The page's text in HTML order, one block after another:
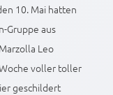
10. Mai hatten
Gruppe aus
Leo
voller toller
geschildert